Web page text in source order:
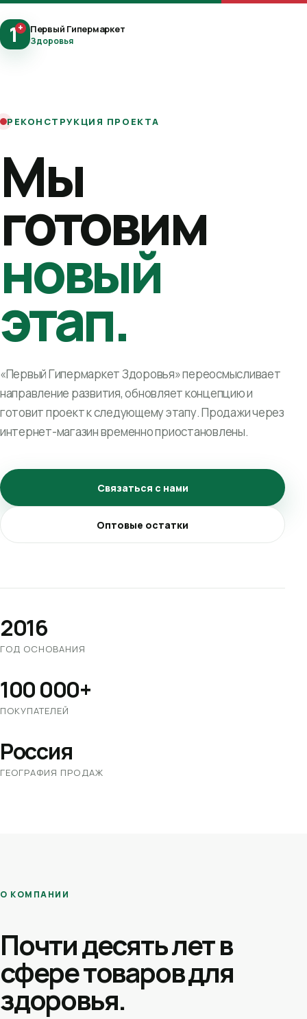
1+ Первый Гипермаркет
Здоровья
РЕКОНСТРУКЦИЯ ПРОЕКТА
Мы
готовим
новый
этап.
«Первый Гипермаркет Здоровья» переосмысливает
направление развития, обновляет концепцию и
готовит проект к следующему этапу. Продажи через
интернет-магазин временно приостановлены.
Связаться с нами
Оптовые остатки
2016
ГОД ОСНОВАНИЯ
100 000+
ПОКУПАТЕЛЕЙ
Россия
ГЕОГРАФИЯ ПРОДАЖ
О КОМПАНИИ
Почти десять лет в
сфере товаров для
здоровья.